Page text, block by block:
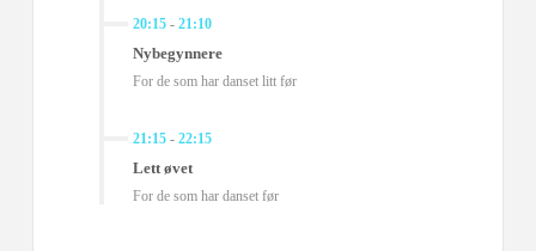
20:15- 21:10
Nybegynnere
For de som har danset litt før
21:15- 22:15
Lett øvet
For de som har danset før